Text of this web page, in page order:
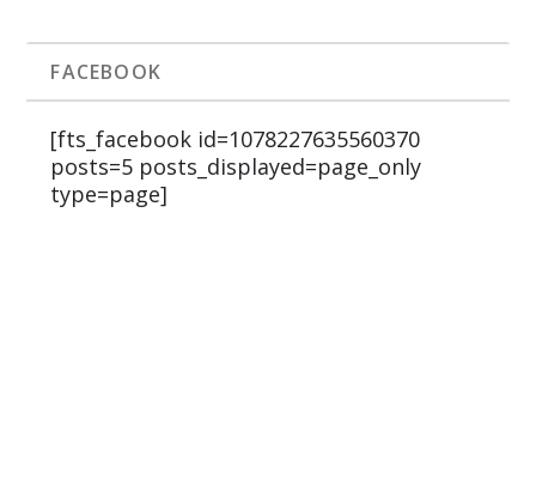
FACEBOOK
[fts_facebook id=1078227635560370
posts=5 posts_displayed=page_only
type=page]